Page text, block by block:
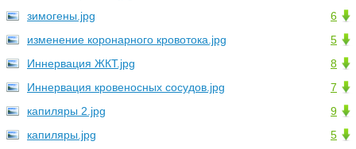
6
зимогены.jpg
5
изменение коронарного кровотока.jpg
8
Иннервация ЖКТ.jpg
7
Иннервация кровеносных сосудов.jpg
9
капиляры 2.jpg
5
капиляры.jpg